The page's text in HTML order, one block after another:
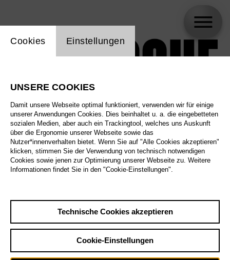
Einstellung Website Cookie
Cookies Einstellungen
UNSERE COOKIES
Damit unsere Webseite optimal funktioniert, verwenden wir für einige
unserer Anwendungen Cookies. Dies beinhaltet u. a. die eingebetteten
sozialen Medien, aber auch ein Trackingtool, welches uns Auskunft
über die Ergonomie unserer Webseite sowie das
Nutzer*innenverhalten bietet. Wenn Sie auf "Alle Cookies akzeptieren"
klicken, stimmen Sie der Verwendung von technisch notwendigen
Cookies sowie jenen zur Optimierung unserer Webseite zu. Weitere
Informationen findet Sie in den "Cookie-Einstellungen".
Technische Cookies akzeptieren
Cookie-Einstellungen